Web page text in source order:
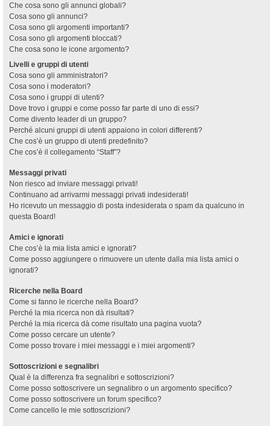
Che cosa sono gli annunci globali?
Cosa sono gli annunci?
Cosa sono gli argomenti importanti?
Cosa sono gli argomenti bloccati?
Che cosa sono le icone argomento?
Livelli e gruppi di utenti
Cosa sono gli amministratori?
Cosa sono i moderatori?
Cosa sono i gruppi di utenti?
Dove trovo i gruppi e come posso far parte di uno di essi?
Come divento leader di un gruppo?
Perché alcuni gruppi di utenti appaiono in colori differenti?
Che cos’è un gruppo di utenti predefinito?
Che cos’è il collegamento “Staff”?
Messaggi privati
Non riesco ad inviare messaggi privati!
Continuano ad arrivarmi messaggi privati indesiderati!
Ho ricevuto un messaggio di posta indesiderata o spam da qualcuno in
questa Board!
Amici e ignorati
Che cos’è la mia lista amici e ignorati?
Come posso aggiungere o rimuovere un utente dalla mia lista amici o
ignorati?
Ricerche nella Board
Come si fanno le ricerche nella Board?
Perché la mia ricerca non dà risultati?
Perché la mia ricerca dà come risultato una pagina vuota?
Come posso cercare un utente?
Come posso trovare i miei messaggi e i miei argomenti?
Sottoscrizioni e segnalibri
Qual è la differenza fra segnalibri e sottoscrizioni?
Come posso sottoscrivere un segnalibro o un argomento specifico?
Come posso sottoscrivere un forum specifico?
Come cancello le mie sottoscrizioni?